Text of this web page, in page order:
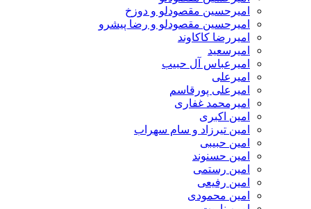
امیرحسین مقصودلو و دوزخ
امیرحسین مقصودلو و رضا پیشرو
امیررضا کاکاوند
امیرسعید
امیرعباس آل حبیب
امیرعلی
امیرعلی پورقاسم
امیرمحمد غفاری
امین اکبری
امین تیرزاد و سام سهراب
امین حبیبی
امین حسنوند
امین رستمی
امین رفیعی
امین محمودی